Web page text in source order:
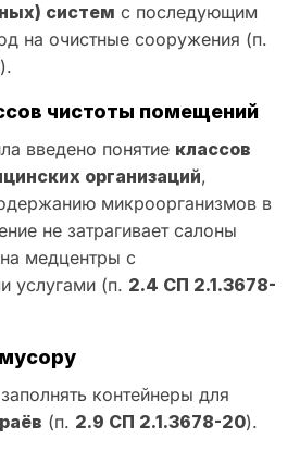
систем с последующим
на очистные сооружения (п.
).
чистоты помещений
введено понятие классов
организаций,
микроорганизмов в
не затрагивает салоны
медцентры с
услугами (п. 2.4 СП 2.1.3678-
заполнять контейнеры для
(п. 2.9 СП 2.1.3678-20).